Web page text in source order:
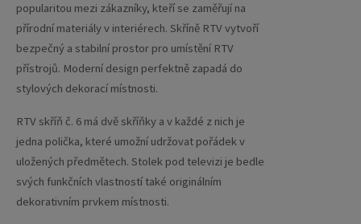
popularitou mezi zákazníky, kteří se zaměřují na
přírodní materiály v interiérech. Skříně RTV vytvoří
bezpečný a stabilní prostor pro umístění RTV
přístrojů. Moderní design perfektně zapadá do
stylových dekorací místnosti.
RTV skříň č. 6 má dvě skříňky a v každé z nich je
jedna polička, které umožní udržovat pořádek v
uložených předmětech. Stolek pod televizi je bedle
svých funkčních vlastností také originálním
dekorativním prvkem místnosti.